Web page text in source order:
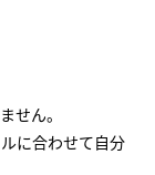
せん。
に合わせて自分